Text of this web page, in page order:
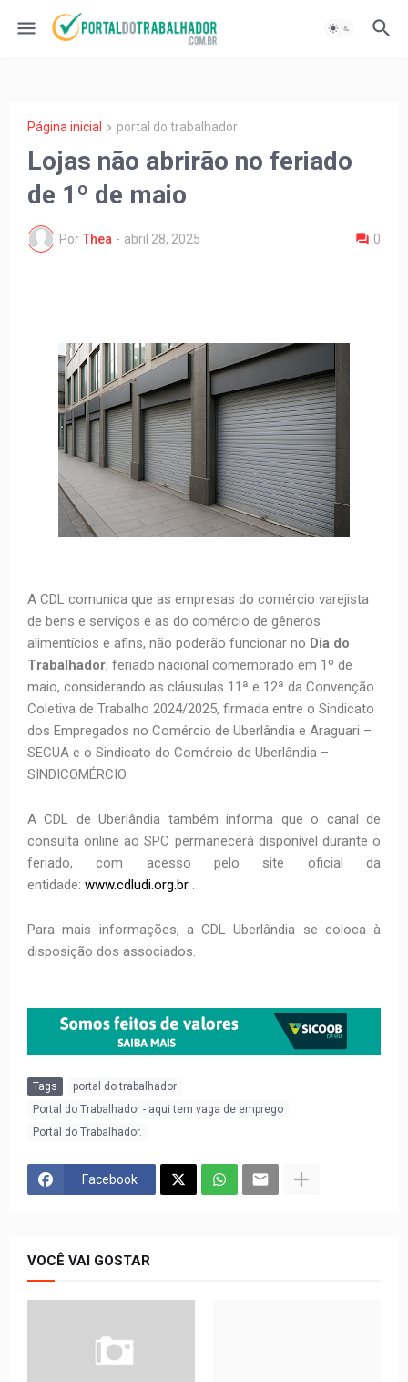
Página inicial portal do trabalhador
Lojas não abrirão no feriado
de 1º de maio
Por Thea - abril 28, 2025 0
A CDL comunica que as empresas do comércio varejista
de bens e serviços e as do comércio de gêneros
alimentícios e afins, não poderão funcionar no Dia do
Trabalhador, feriado nacional comemorado em 1º de
maio, considerando as cláusulas 11ª e 12ª da Convenção
Coletiva de Trabalho 2024/2025, firmada entre o Sindicato
dos Empregados no Comércio de Uberlândia e Araguari –
SECUA e o Sindicato do Comércio de Uberlândia –
SINDICOMÉRCIO.
A CDL de Uberlândia também informa que o canal de
consulta online ao SPC permanecerá disponível durante o
feriado, com acesso pelo site oficial da
entidade: www.cdludi.org.br .
Para mais informações, a CDL Uberlândia se coloca à
disposição dos associados.
Tags
portal do trabalhador
Portal do Trabalhador - aqui tem vaga de emprego
Portal do Trabalhador.
Facebook
VOCÊ VAI GOSTAR